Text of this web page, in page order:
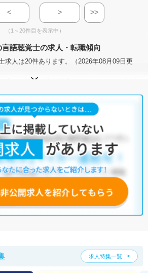
< > >>
（1～20件目を表示中）
語聴覚士の求人・転職傾向
求人は20件あります。（2026年08月09日更
求人の他に、
きます。
求人では以下のような条件が人気です。
・残業少なめ・正社員(正職員)
問リハビリ(在宅医療)・小児リハビリ
ございますので、「こだわり条件」から検索
い合わせください。
ら検索いただくことも可能です。
申し込みいただくと、ご希望条件をヒアリン
募集状況の確認も、お気軽にご相談くださ
求人特集一覧